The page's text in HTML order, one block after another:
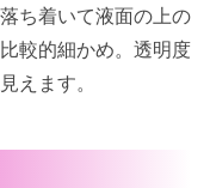
ち着いて液面の上の
較的細かめ。透明度
えます。